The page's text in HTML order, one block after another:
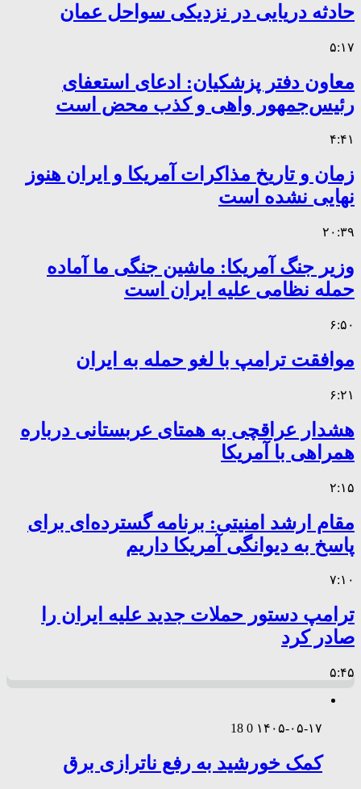
حادثه دریایی در نزدیکی سواحل عمان
۵:۱۷
معاون دفتر پزشکیان: ادعای استعفای
رئیس‌جمهور واهی و کذب محض است
۴:۴۱
زمان و تاریخ مذاکرات آمریکا و ایران هنوز
نهایی نشده است
۲۰:۳۹
وزیر جنگ آمریکا: ماشین جنگی ما آماده
حمله نظامی علیه ایران است
۶:۵۰
موافقت ترامپ با لغو حمله به ایران
۶:۲۱
هشدار عراقچی به همتای عربستانی درباره
همراهی با آمریکا
۲:۱۵
مقام ارشد امنیتی: برنامه گسترده‌ای برای
پاسخ به دیوانگی آمریکا داریم
۷:۱۰
ترامپ دستور حملات جدید علیه ایران را
صادر کرد
۵:۴۵
۱۴۰۵-۰۵-۱۷ 0
18
کمک خورشید به رفع ناترازی برق